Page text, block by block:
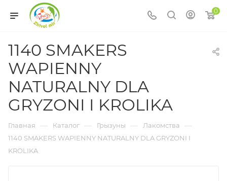
0
1140 SMAKERS
WAPIENNY
NATURALNY DLA
GRYZONI I KROLIKA
Главная — Каталог — Грызуны — Лакомства —
1140 SMAKERS WAPIENNY NATURALNY DLA GRYZONI I
KROLIKA